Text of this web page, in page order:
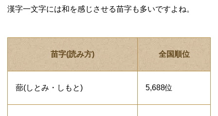
漢字一文字には和を感じさせる苗字も多いですよね。
苗字(読み方) 全国順位
蔀(しとみ・しもと) 5,688位